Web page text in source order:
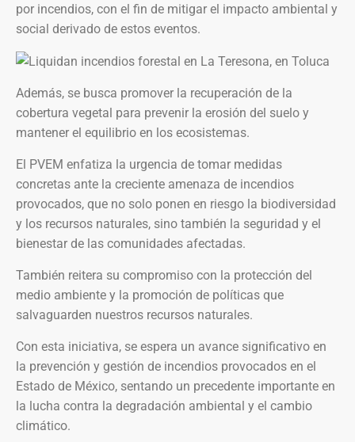
por incendios, con el fin de mitigar el impacto ambiental y
social derivado de estos eventos.
Además, se busca promover la recuperación de la
cobertura vegetal para prevenir la erosión del suelo y
mantener el equilibrio en los ecosistemas.
El PVEM enfatiza la urgencia de tomar medidas
concretas ante la creciente amenaza de incendios
provocados, que no solo ponen en riesgo la biodiversidad
y los recursos naturales, sino también la seguridad y el
bienestar de las comunidades afectadas.
También reitera su compromiso con la protección del
medio ambiente y la promoción de políticas que
salvaguarden nuestros recursos naturales.
Con esta iniciativa, se espera un avance significativo en
la prevención y gestión de incendios provocados en el
Estado de México, sentando un precedente importante en
la lucha contra la degradación ambiental y el cambio
climático.